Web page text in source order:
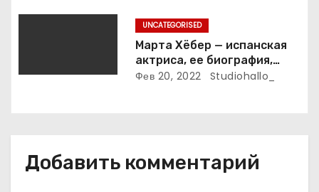
UNCATEGORISED
Марта Хёбер — испанская
актриса, ее биография,
фото и интересные факты,
Фев 20, 2022 Studiohallo_
Добавить комментарий